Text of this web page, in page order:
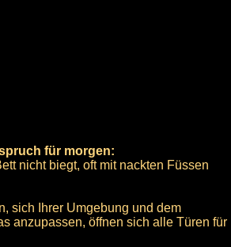
für morgen:
nicht biegt, oft mit nackten Füssen
sich Ihrer Umgebung und dem
anzupassen, öffnen sich alle Türen für